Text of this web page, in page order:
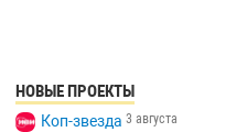
НОВЫЕ ПРОЕКТЫ
Коп-звезда 3 августа